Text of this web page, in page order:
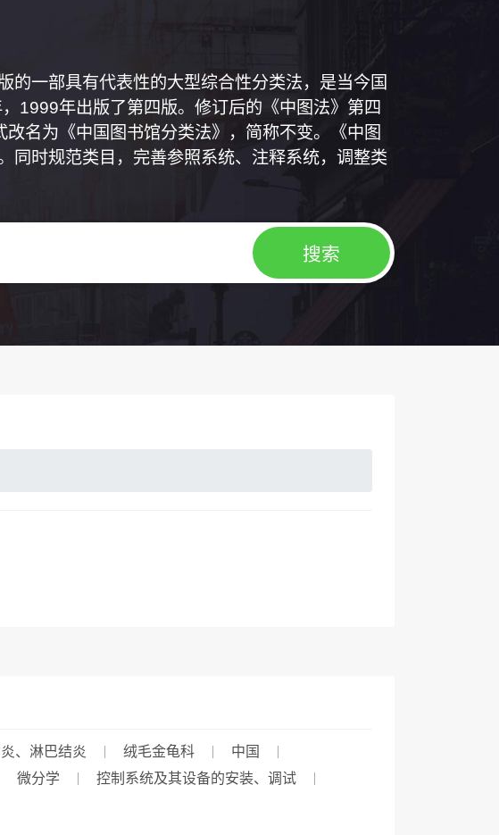
的一部具有代表性的大型综合性分类法，是当今国
1999年出版了第四版。修订后的《中图法》第四
名为《中国图书馆分类法》，简称不变。《中图
同时规范类目，完善参照系统、注释系统，调整类
、淋巴结炎 绒毛金龟科
中国
微分学
控制系统及其设备的安装、调试